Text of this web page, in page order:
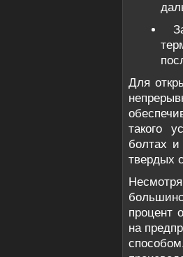
Для
такого
болтах
твердых
процент
на